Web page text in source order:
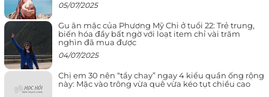
05/07/2025
Gu ăn mặc của Phương Mỹ Chi ở tuổi 22: Trẻ trung,
biến hóa đầy bất ngờ với loạt item chỉ vài trăm
nghìn đã mua được
04/07/2025
Chị em 30 nên “tẩy chay” ngay 4 kiểu quần ống rộng
này: Mặc vào trông vừa quê vừa kéo tụt chiều cao